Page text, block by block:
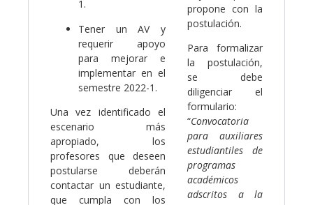
1.
Tener un AV y
requerir apoyo
para mejorar e
implementar en el
semestre 2022-1.
Una vez identificado el
escenario más
apropiado, los
profesores que deseen
postularse deberán
contactar un estudiante,
que cumpla con los
propone con la
postulación.
Para formalizar
la postulación,
se debe
diligenciar el
formulario:
“Convocatoria
para auxiliares
estudiantiles de
programas
académicos
adscritos a la